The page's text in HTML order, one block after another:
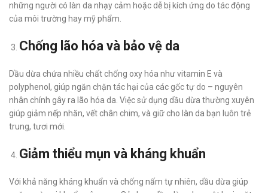
những người có làn da nhạy cảm hoặc dễ bị kích ứng do tác động
của môi trường hay mỹ phẩm.
Chống lão hóa và bảo vệ da
Dầu dừa chứa nhiều chất chống oxy hóa như vitamin E và
polyphenol, giúp ngăn chặn tác hại của các gốc tự do – nguyên
nhân chính gây ra lão hóa da. Việc sử dụng dầu dừa thường xuyên
giúp giảm nếp nhăn, vết chân chim, và giữ cho làn da bạn luôn trẻ
trung, tươi mới.
Giảm thiểu mụn và kháng khuẩn
Với khả năng kháng khuẩn và chống nấm tự nhiên, dầu dừa giúp